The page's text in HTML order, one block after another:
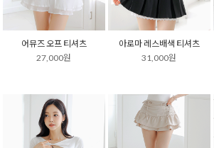
어뮤즈 오프 티셔츠
27,000원
아로마 레스배색 티셔츠
31,000원